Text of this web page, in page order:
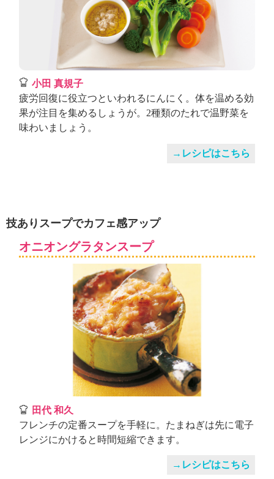
小田 真規子
疲労回復に役立つといわれるにんにく。体を温める効
果が注目を集めるしょうが。2種類のたれで温野菜を
味わいましょう。
→レシピはこちら
技ありスープでカフェ感アップ
オニオングラタンスープ
田代 和久
フレンチの定番スープを手軽に。たまねぎは先に電子
レンジにかけると時間短縮できます。
→レシピはこちら